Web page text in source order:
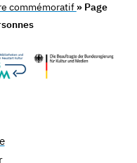
commémoratif » Page